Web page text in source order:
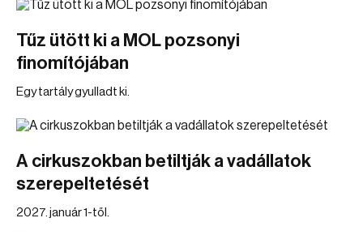
Tűz ütött ki a MOL pozsonyi
finomítójában
Egy tartály gyulladt ki.
A cirkuszokban betiltják a vadállatok
szerepeltetését
2027. január 1-től.